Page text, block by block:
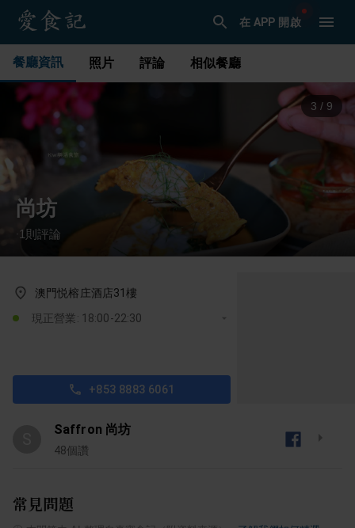
在 APP 開啟
餐廳資訊 照片 評論 相似餐廳
4 / 9
尚坊
1 則評論
澳門悦榕庄酒店31樓
現正營業: 18:00-22:30
+853 8883 6061
Saffron 尚坊
48個讚
常見問題